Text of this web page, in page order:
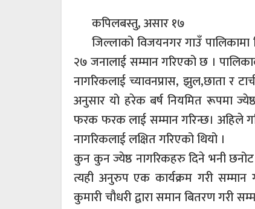
कपिलबस्तु, असार १७
जिल्लाको विजयनगर गाउँ
२७ जनालाई सम्मान गरिएको छ ।
नागरिकलाई च्यावनप्रास, झुल,छाता र
अनुसार यो हरेक बर्ष नियमित रूपमा
फरक फरक लाई सम्मान गरिन्छ। अहिले
नागरिकलाई लक्षित गरिएको थियो ।
कुन कुन ज्येष्ठ नागरिकहरु दिने भनी छनोट
त्यही अनुरुप एक कार्यक्रम गरी सम्मान
कुमारी चौधरी द्वारा समान बितरण गरी